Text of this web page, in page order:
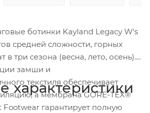
ботинки Kayland Legacy W's
средней сложности, горных
в три сезона (весна, лето, осень).
замши и
текстиля обеспечивает
а мембрана GORE-TEX®
гарантирует полную
характеристики